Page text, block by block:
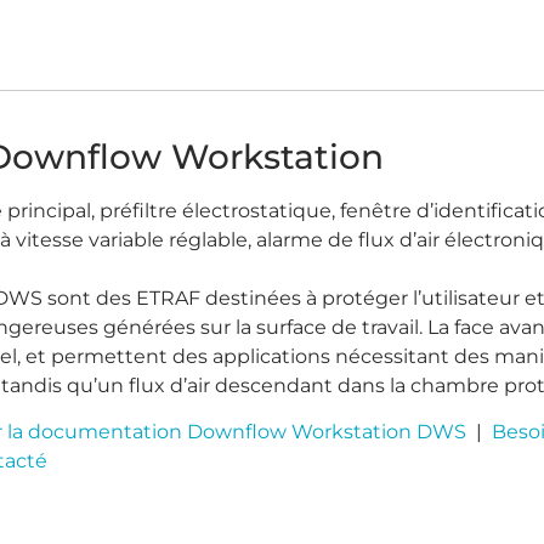
Workstation
principal, préfiltre électrostatique, fenêtre
vitesse variable réglable, alarme de flux d’air
sont des ETRAF destinées à protéger l’utilisateur
générées sur la surface de travail. La face
et permettent des applications nécessitant des
tandis qu’un flux d’air descendant dans la chambre
la documentation Downflow Workstation DWS |